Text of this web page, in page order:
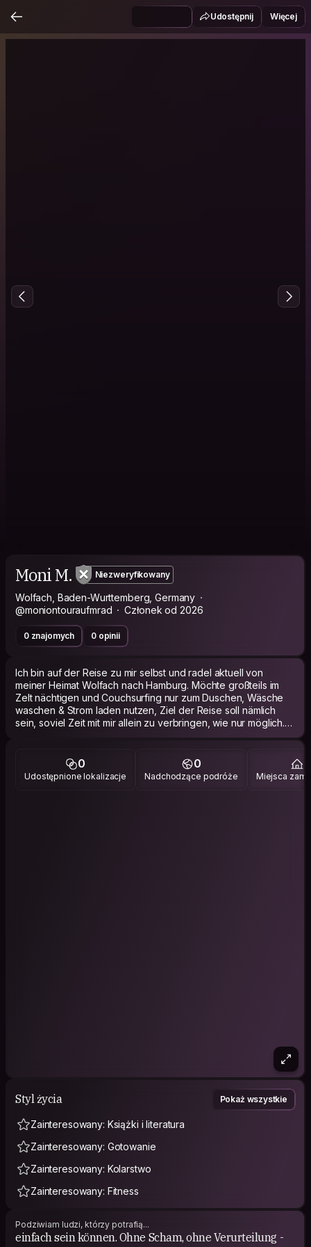
Udostępnij Więcej
Moni M. Niezweryfikowany
Wolfach, Baden-Wurttemberg, Germany
@moniontouraufmrad
Członek od 2026
0 znajomych 0 opinii
Ich bin auf der Reise zu mir selbst und radel aktuell von
meiner Heimat Wolfach nach Hamburg. Möchte großteils im
Zelt nächtigen und Couchsurfing nur zum Duschen, Wäsche
waschen & Strom laden nutzen, Ziel der Reise soll nämlich
sein, soviel Zeit mit mir allein zu verbringen, wie nur möglich.
Dies ist nämlich meine allergrößte Schwäche und soll am Ende
Spaß bereiten. Danke für DEINE Unterstützung bei diesem
Unterfangen 🌻
0
Udostępnione lokalizacje
0
Nadchodzące podróże Miejsca
Styl życia Pokaż wszystkie
Zainteresowany: Książki i literatura
Zainteresowany: Gotowanie
Zainteresowany: Kolarstwo
Zainteresowany: Fitness
Podziwiam ludzi, którzy potrafią...
einfach sein können. Ohne Scham, ohne Verurteilung -